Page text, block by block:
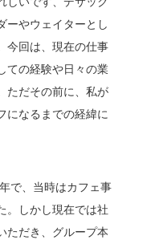
しいです、デサック
ーやウェイターとし
今回は、現在の仕事
ての経験や日々の業
ただその前に、私が
になるまでの経緯に
で、当時はカフェ事
。しかし現在では社
ただき、グループ本